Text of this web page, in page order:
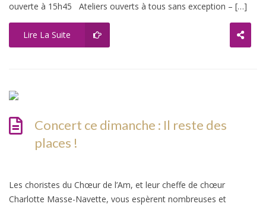
ouverte à 15h45 Ateliers ouverts à tous sans exception – […]
Lire La Suite
Concert ce dimanche : Il reste des
places !
Les choristes du Chœur de l’Am, et leur cheffe de chœur
Charlotte Masse-Navette, vous espèrent nombreuses et